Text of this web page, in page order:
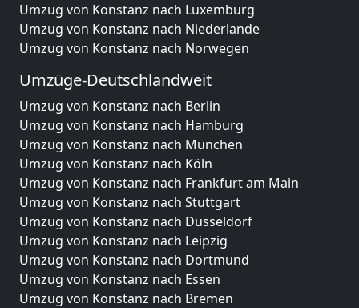
Umzug von Konstanz nach Luxemburg
Umzug von Konstanz nach Niederlande
Umzug von Konstanz nach Norwegen
Umzüge-Deutschlandweit
Umzug von Konstanz nach Berlin
Umzug von Konstanz nach Hamburg
Umzug von Konstanz nach München
Umzug von Konstanz nach Köln
Umzug von Konstanz nach Frankfurt am Main
Umzug von Konstanz nach Stuttgart
Umzug von Konstanz nach Düsseldorf
Umzug von Konstanz nach Leipzig
Umzug von Konstanz nach Dortmund
Umzug von Konstanz nach Essen
Umzug von Konstanz nach Bremen